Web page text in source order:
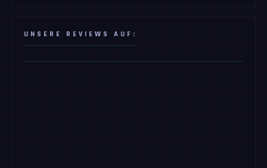
UNSERE REVIEWS AUF: